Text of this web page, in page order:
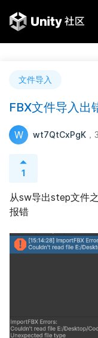
文件导入
FBX文件导入出
W wt7QtCxPgK
1
从sw导出step文件
报错